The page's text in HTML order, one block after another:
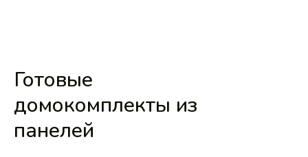
Готовые
домокомплекты из
панелей